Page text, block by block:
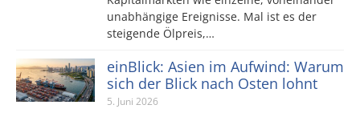
unabhängige Ereignisse. Mal ist es der
steigende Ölpreis,…
einBlick: Asien im Aufwind: Warum
sich der Blick nach Osten lohnt
5. Juni 2026